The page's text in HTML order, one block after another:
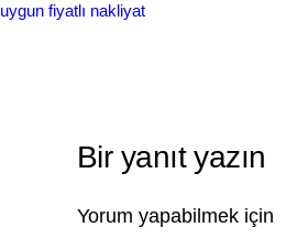
uygun fiyatlı nakliyat
Bir yanıt yazın
Yorum yapabilmek için